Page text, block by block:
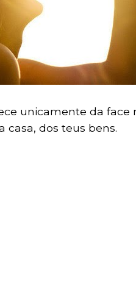
unicamente da face
casa, dos teus bens.